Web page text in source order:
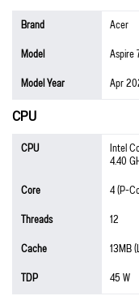
Brand
Acer
Model
Aspire
Model Year
Apr
CPU
CPU Intel
4.40
Core
4 (P-
Threads
12
Cache
13MB
TDP
45 W